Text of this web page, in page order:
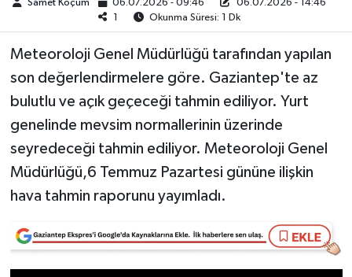
Samet Koçum 06.07.2026 - 09:46
06.07.2026 - 14:46
1
Okunma Süresi: 1 Dk
Meteoroloji Genel Müdürlüğü tarafından yapılan
son değerlendirmelere göre. Gaziantep'te az
bulutlu ve açık geçeceği tahmin ediliyor. Yurt
genelinde mevsim normallerinin üzerinde
seyredeceği tahmin ediliyor. Meteoroloji Genel
Müdürlüğü,6 Temmuz Pazartesi gününe ilişkin
hava tahmin raporunu yayımladı.
Siyaset
Spor
Teknoloji
Türkiye
Video Haber
Yeme-İçme